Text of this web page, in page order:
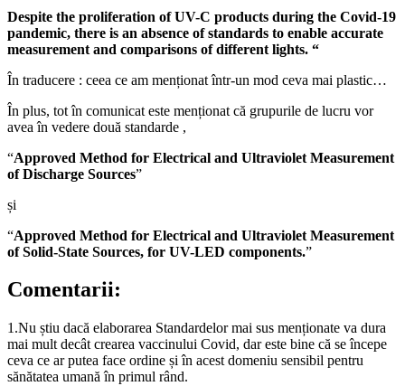
Despite the proliferation of UV-C products during the Covid-19
pandemic, there is an absence of standards to enable accurate
measurement and comparisons of different lights. “
În traducere : ceea ce am menționat într-un mod ceva mai plastic…
În plus, tot în comunicat este menționat că grupurile de lucru vor
avea în vedere două standarde ,
“Approved Method for Electrical and Ultraviolet Measurement
of Discharge Sources”
și
“Approved Method for Electrical and Ultraviolet Measurement
of Solid-State Sources, for UV-LED components.”
Comentarii:
1.Nu știu dacă elaborarea Standardelor mai sus menționate va dura
mai mult decât crearea vaccinului Covid, dar este bine că se începe
ceva ce ar putea face ordine și în acest domeniu sensibil pentru
sănătatea umană în primul rând.